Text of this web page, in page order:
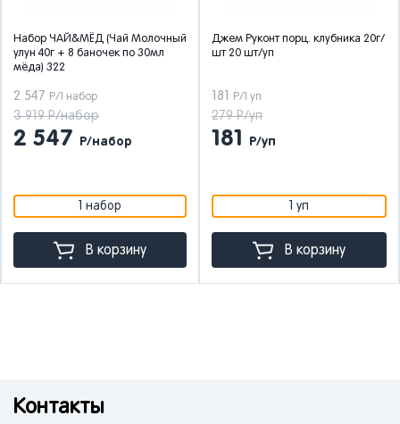
Набор ЧАЙ&МЁД (Чай Молочный
улун 40г + 8 баночек по 30мл
мёда) 322
2 547 Р/1 набор
3 919 Р/набор
2 547 Р/набор
1 набор
В корзину
Джем Руконт порц. клубника 20г/
шт 20 шт/уп
181 Р/1 уп
279 Р/уп
181 Р/уп
1 уп
В корзину
Контакты